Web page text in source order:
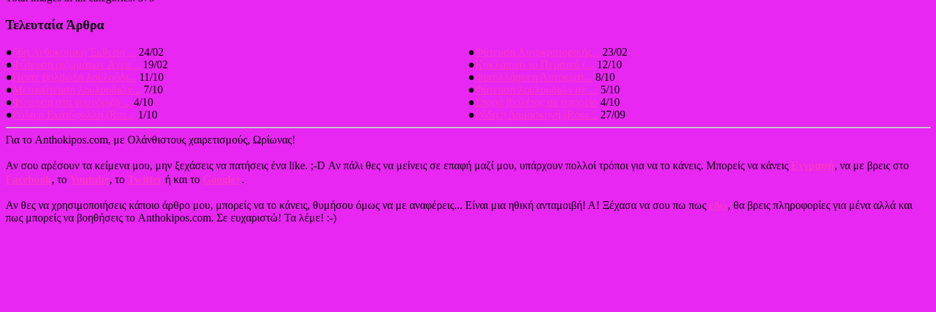
Τελευταία Άρθρα
●66η Ανθοκομική Έκθεση ... 24/02 ●Φύτευση Αυτοκρατορικής... 23/02
●Φύτευση ριζωμάτων Aνεμ... 19/02 ●Κυκλάμινο το Περσικό (... 12/10
●Πέντε βολβώδη λουλούδι... 11/10 ●Φριτιλλάρια η Αυτοκρατ... 8/10
●Μεταφύτευση λουλουδιών... 7/10 ●Φύτευση λουλουδιών σε ... 5/10
●Φύτευση στα γυμνόριζα ... 4/10 ●Σπορά βιολέτας σε σπορείο 4/10
●Ρόδη η Εκατόφυλλη (Ros... 1/10 ●Ρόδη η Δαμασκηνή (Rosa... 27/09
Για το Anthokipos.com, με Ολάνθιστους χαιρετισμούς, Ωρίωνας!
Αν σου αρέσουν τα κείμενα μου, μην ξεχάσεις να πατήσεις ένα like. ;-D Αν πάλι θες να μείνεις σε επαφή μαζί μου, υπάρχουν πολλοί τρόποι για να το κάνεις. Μπορείς να κάνεις Εγγραφή, να με βρεις στο
Facebook, το Youtube, το Twitter ή και το Google+.
Αν θες να χρησιμοποιήσεις κάποιο άρθρο μου, μπορείς να το κάνεις, θυμήσου όμως να με αναφέρεις... Είναι μια ηθική ανταμοιβή! Α! Ξέχασα να σου πω πως εδώ, θα βρεις πληροφορίες για μένα αλλά και
πως μπορείς να βοηθήσεις το Anthokipos.com. Σε ευχαριστώ! Τα λέμε! :-)